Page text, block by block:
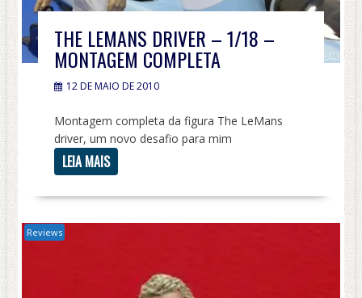
THE LEMANS DRIVER – 1/18 –
MONTAGEM COMPLETA
12 DE MAIO DE 2010
Montagem completa da figura The LeMans
driver, um novo desafio para mim
LEIA MAIS
Reviews